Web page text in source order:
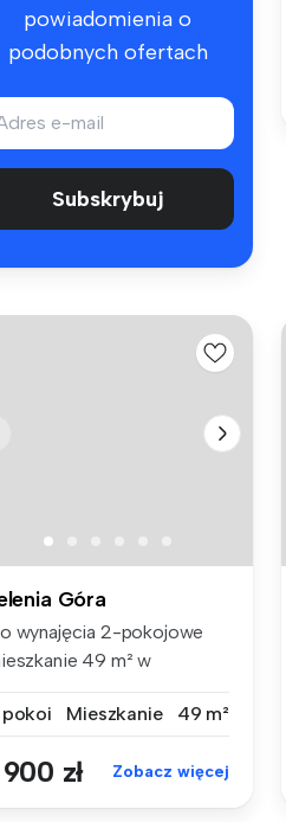
powiadomienia o
podobnych ofertach
Subskrybuj
Góra
wynajęcia 2-pokojowe
49 m² w
Mieszkanie 49 m²
900 zł Zobacz więcej